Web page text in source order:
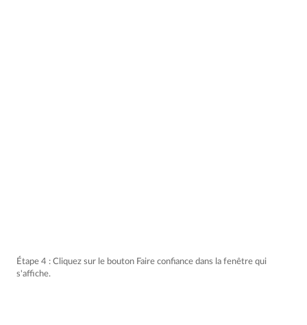
Étape 4 : Cliquez sur le bouton Faire confiance dans la fenêtre qui
s'affiche.